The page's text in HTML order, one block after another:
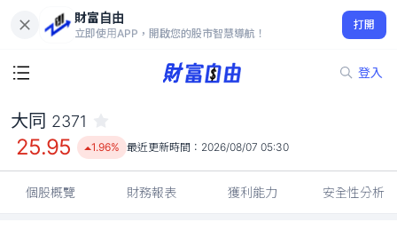
財富自由
立即使用APP，開啟您的股市智慧導航！
打開
登入
25.95
1.96%
大同 2371
25.95 1.96% 最近更新時間： 2026/08/07 05:30
個股概覽 財務報表 獲利能力 安全性分析